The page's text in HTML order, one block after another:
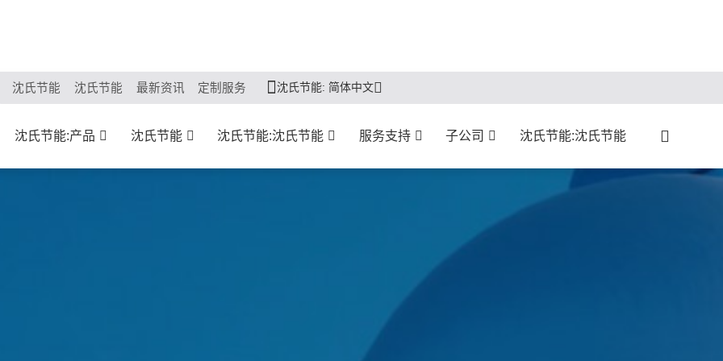
沈氏节能 沈氏节能 最新资讯 定制服务 沈氏节能: 简体中文
沈氏节能:产品 沈氏节能 沈氏节能:沈氏节能 服务支持 子公司 沈氏节能:沈氏节能